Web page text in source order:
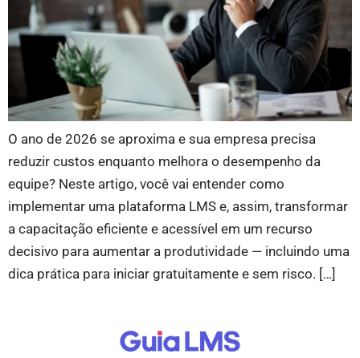
O ano de 2026 se aproxima e sua empresa precisa
reduzir custos enquanto melhora o desempenho da
equipe? Neste artigo, você vai entender como
implementar uma plataforma LMS e, assim, transformar
a capacitação eficiente e acessível em um recurso
decisivo para aumentar a produtividade — incluindo uma
dica prática para iniciar gratuitamente e sem risco. […]